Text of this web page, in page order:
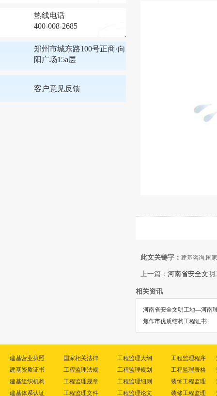
热线电话
400-008-2685
郑州市城东路100号正商·向
阳广场15a层
客户意见反馈
此文关键字： 建基咨询,国
上一篇： 河南省安全文
相关资讯
河南省安全文明工地—河南
焦作市优质结构工程证书
建基营业执照
建基资质证书
建基组织机构
建基体系认证
国家相关法律
工程监理法规
工程监理规章
工程监理文件
工程监理大纲
工程监理规划
工程监理细则
工程监理论文
工程监理程序
工程监理表格
装饰工程监理
装修工程监理